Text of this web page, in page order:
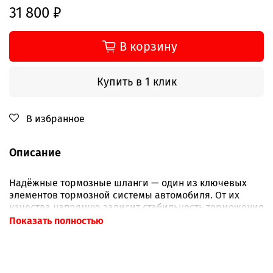
31 800 ₽
В корзину
Купить в 1 клик
В избранное
Описание
Надёжные тормозные шланги — один из ключевых
элементов тормозной системы автомобиля. От их
качества напрямую зависит стабильность торможения
и ваша безопасность на дороге.
Показать полностью